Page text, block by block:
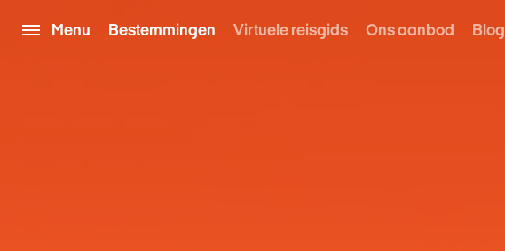
Menu Bestemmingen Virtuele reisgids Ons aanbod Blog